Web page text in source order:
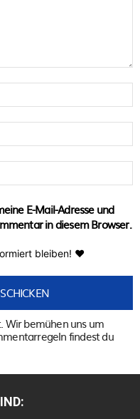
E-Mail-Adresse und
in diesem Browser.
bleiben! ♥
bemühen uns um
findest du